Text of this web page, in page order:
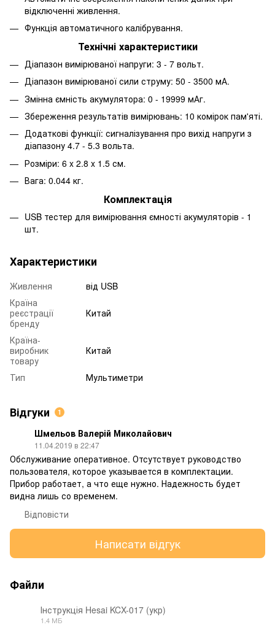
відключенні живлення.
Функція автоматичного калібрування.
Технічні характеристики
Діапазон вимірюваної напруги: 3 - 7 вольт.
Діапазон вимірюваної сили струму: 50 - 3500 мА.
Змінна ємність акумулятора: 0 - 19999 мАг.
Збереження результатів вимірювань: 10 комірок пам'яті.
Додаткові функції: сигналізування про вихід напруги з
діапазону 4.7 - 5.3 вольта.
Розміри: 6 x 2.8 x 1.5 см.
Вага: 0.044 кг.
Комплектація
USB тестер для вимірювання ємності акумуляторів - 1
шт.
Характеристики
Живлення
від USB
Країна
реєстрації
бренду
Китай
Країна-
виробник
товару
Китай
Тип Мультиметри
Відгуки 1
Шмельов Валерій Миколайович
11.04.2019 в 22:47
Обслуживание оперативное. Отсутствует руководство
пользователя, которое указывается в комплектации.
Прибор работает, а что еще нужно. Надежность будет
видна лишь со временем.
Відповісти
Написати відгук
Файли
Інструкція Hesai KCX-017 (укр)
1.4 МБ